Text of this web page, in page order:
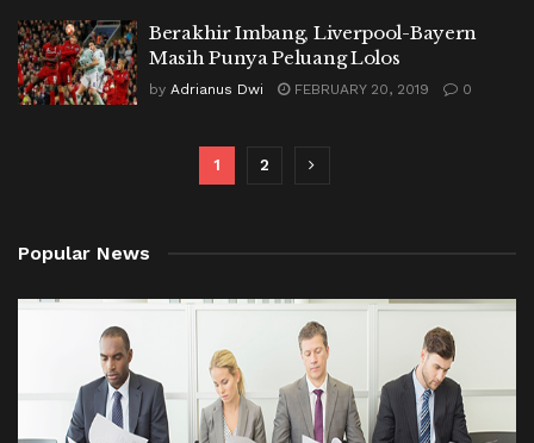
Berakhir Imbang, Liverpool-Bayern
Masih Punya Peluang Lolos
by Adrianus Dwi FEBRUARY 20, 2019 0
1 2
Popular News